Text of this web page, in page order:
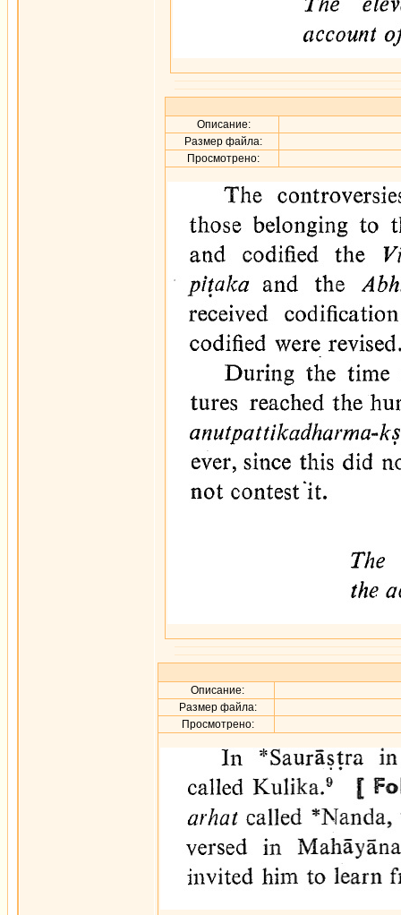
Описание:
Размер файла:
Просмотрено:
Описание:
Размер файла:
Просмотрено: